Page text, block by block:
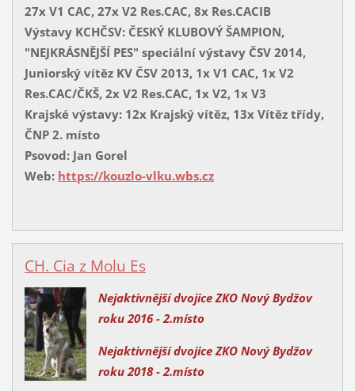
27x V1 CAC, 27x V2 Res.CAC, 8x Res.CACIB
Výstavy KCHČSV: ČESKÝ KLUBOVÝ ŠAMPION,
"NEJKRÁSNĚJŠÍ PES" speciální výstavy ČSV 2014,
Juniorský vítěz KV ČSV 2013, 1x V1 CAC, 1x V2
Res.CAC/ČKŠ, 2x V2 Res.CAC, 1x V2, 1x V3
Krajské výstavy: 12x Krajský vítěz, 13x Vítěz třídy,
ČNP 2. místo
Psovod: Jan Gorel
Web: https://kouzlo-vlku.wbs.cz
CH. Cia z Molu Es
Nejaktivnější dvojice ZKO Nový Bydžov
roku 2016 - 2.místo
Nejaktivnější dvojice ZKO Nový Bydžov
roku 2018- 2.místo